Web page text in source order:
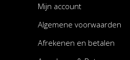
Mijn account
Algemene voorwaarden
Afrekenen en betalen